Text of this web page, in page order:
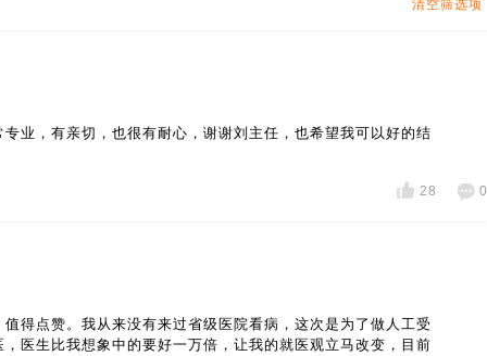
清空筛选项
业，有亲切，也很有耐心，谢谢刘主任，也希望我可以好的结
28 0
得点赞。我从来没有来过省级医院看病，这次是为了做人工受
医生比我想象中的要好一万倍，让我的就医观立马改变，目前